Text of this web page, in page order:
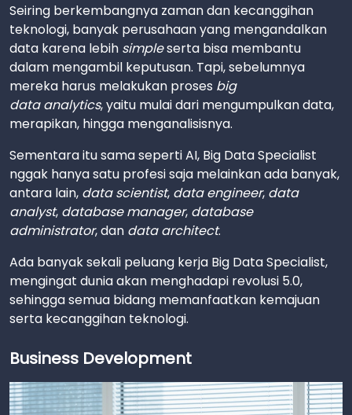
Seiring berkembangnya zaman dan kecanggihan
teknologi, banyak perusahaan yang mengandalkan
data karena lebih simpleserta bisa membantu
dalam mengambil keputusan. Tapi, sebelumnya
mereka harus melakukan proses big
data analytics, yaitu mulai dari mengumpulkan data,
merapikan, hingga menganalisisnya.
Sementara itu sama seperti AI, Big Data Specialist
nggak hanya satu profesi saja melainkan ada banyak,
antara lain, data scientist, data engineer, data
analyst, database manager, database
administrator, dan data architect.
Ada banyak sekali peluang kerja Big Data Specialist,
mengingat dunia akan menghadapi revolusi 5.0,
sehingga semua bidang memanfaatkan kemajuan
serta kecanggihan teknologi.
Business Development